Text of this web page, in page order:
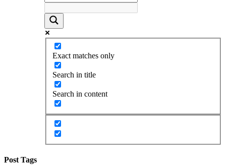
Exact matches only
Search in title
Search in content
Post Tags